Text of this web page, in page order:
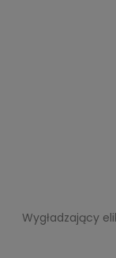
Wygładzający